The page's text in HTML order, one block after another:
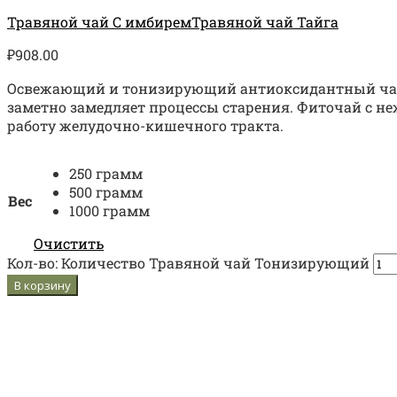
Травяной чай С имбиремТравяной чай Тайга
₽908.00
Освежающий и тонизирующий антиоксидантный чай
заметно замедляет процессы старения. Фиточай с
работу желудочно-кишечного тракта.
Вес
250 грамм
500 грамм
1000 грамм
Очистить
Кол-во:Количество Травяной чай Тонизирующий
В корзину